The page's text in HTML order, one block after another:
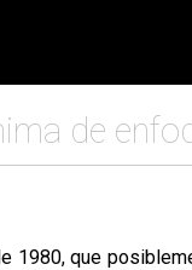
de
1980, que